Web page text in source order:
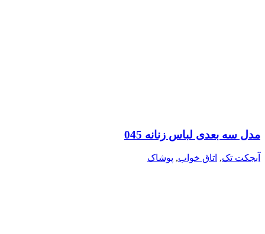
مدل سه بعدی لباس زنانه 045
آبجکت تک, اتاق خواب, پوشاک